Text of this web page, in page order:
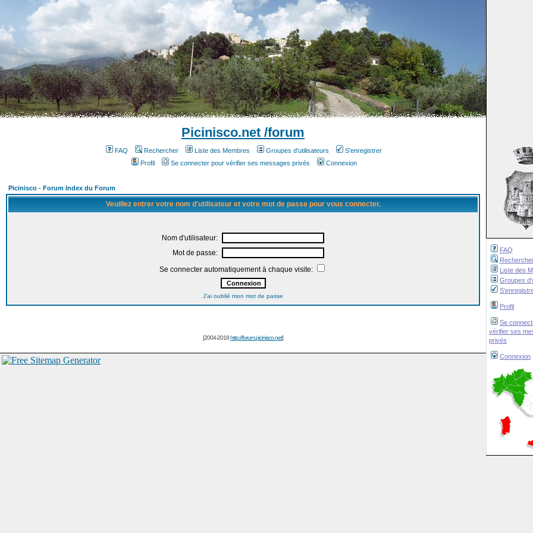
FAQ
Liste des
Groupes
Profil
Se
vérifier ses
privés
Connexion
Picinisco.net /forum
FAQ Rechercher Liste des Membres Groupes d'utilisateurs
S'enregistrer
Profil
Se connecter pour vérifier ses messages privés Connexion
Picinisco - Forum Index du Forum
Veuillez entrer votre nom d'utilisateur et votre mot de passe pour vous connecter.
Nom d'utilisateur:
Mot de passe:
Se connecter automatiquement à chaque visite:
J'ai oublié mon mot de passe
[2004-2018http://forum.picinisco.net]